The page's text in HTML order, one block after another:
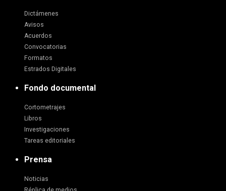
Dictámenes
Avisos
Acuerdos
Convocatorias
Formatos
Estrados Digitales
Fondo documental
Cortometrajes
Libros
Investigaciones
Tareas editoriales
Prensa
Noticias